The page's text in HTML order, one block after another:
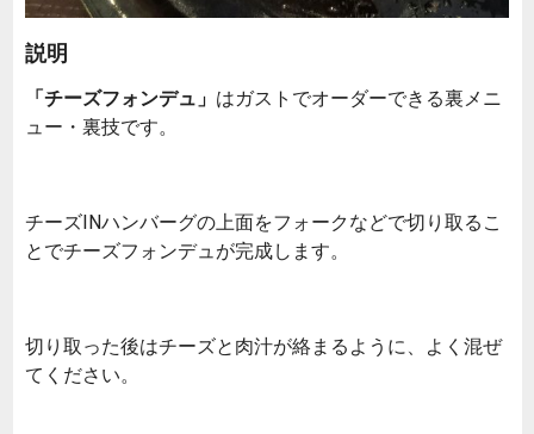
説明
「チーズフォンデュ」 はガストでオーダーできる裏メニ
ュー・裏技です。
チーズINハンバーグの上面をフォークなどで切り取るこ
とでチーズフォンデュが完成します。
切り取った後はチーズと肉汁が絡まるように、よく混ぜ
てください。